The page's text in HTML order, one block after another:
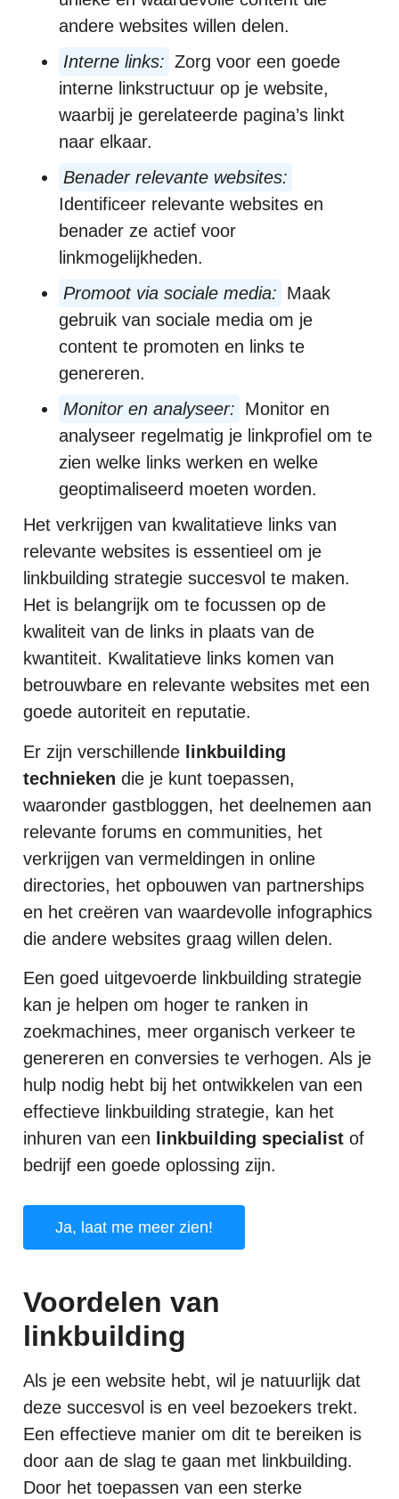
andere websites willen delen.
Interne links: Zorg voor een goede
interne linkstructuur op je website,
waarbij je gerelateerde pagina’s linkt
naar elkaar.
Benader relevante websites:
Identificeer relevante websites en
benader ze actief voor
linkmogelijkheden.
Promoot via sociale media: Maak
gebruik van sociale media om je
content te promoten en links te
genereren.
Monitor en analyseer: Monitor en
analyseer regelmatig je linkprofiel om te
zien welke links werken en welke
geoptimaliseerd moeten worden.
Het verkrijgen van kwalitatieve links van
relevante websites is essentieel om je
linkbuilding strategie succesvol te maken.
Het is belangrijk om te focussen op de
kwaliteit van de links in plaats van de
kwantiteit. Kwalitatieve links komen van
betrouwbare en relevante websites met een
goede autoriteit en reputatie.
Er zijn verschillende linkbuilding
technieken die je kunt toepassen,
waaronder gastbloggen, het deelnemen aan
relevante forums en communities, het
verkrijgen van vermeldingen in online
directories, het opbouwen van partnerships
en het creëren van waardevolle infographics
die andere websites graag willen delen.
Een goed uitgevoerde linkbuilding strategie
kan je helpen om hoger te ranken in
zoekmachines, meer organisch verkeer te
genereren en conversies te verhogen. Als je
hulp nodig hebt bij het ontwikkelen van een
effectieve linkbuilding strategie, kan het
inhuren van een
linkbuilding specialist of
bedrijf een goede oplossing zijn.
Ja, laat me meer zien!
Voordelen van
linkbuilding
Als je een website hebt, wil je natuurlijk dat
deze succesvol is en veel bezoekers trekt.
Een effectieve manier om dit te bereiken is
door aan de slag te gaan met linkbuilding.
Door het toepassen van een sterke